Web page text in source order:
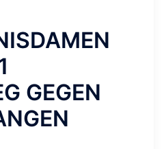
GEGEN